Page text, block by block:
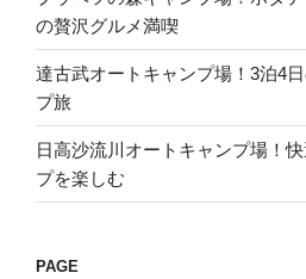
の贅沢グルメ満喫
達古武オートキャンプ場！3泊4
プ旅
日高沙流川オートキャンプ場！
プを楽しむ
PAGE